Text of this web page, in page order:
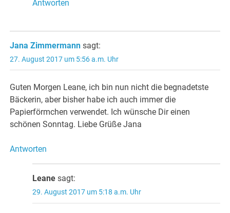
Antworten
Jana Zimmermann sagt:
27. August 2017 um 5:56 a.m. Uhr
Guten Morgen Leane, ich bin nun nicht die begnadetste
Bäckerin, aber bisher habe ich auch immer die
Papierförmchen verwendet. Ich wünsche Dir einen
schönen Sonntag. Liebe Grüße Jana
Antworten
Leane sagt:
29. August 2017 um 5:18 a.m. Uhr